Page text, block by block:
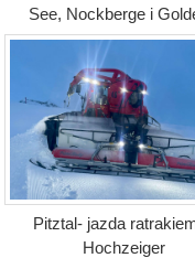
See, Nockberge i
Pitztal- jazda
Hochzeiger